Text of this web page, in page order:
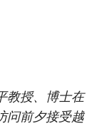
教授、博士在
问前夕接受越